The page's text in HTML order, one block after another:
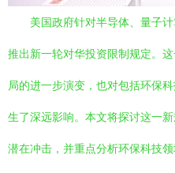
美国政府针对半导体、量子
推出新一轮对华投资限制规定。
局的进一步演变，也对包括环保
生了深远影响。本文将探讨这一
潜在冲击，并重点分析环保科技